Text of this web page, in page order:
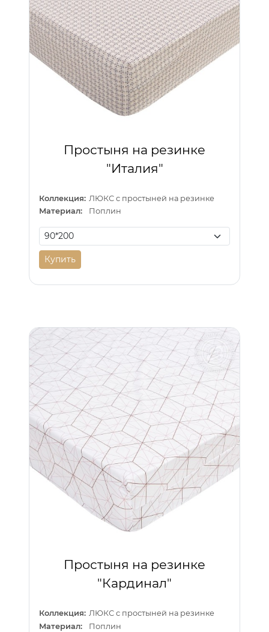
Простыня на резинке
"Италия"
Коллекция: ЛЮКС с простыней на резинке
Материал:
Поплин
Купить
Простыня на резинке
"Кардинал"
Коллекция: ЛЮКС с простыней на резинке
Материал:
Поплин